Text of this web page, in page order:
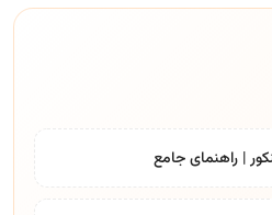
| راهنمای جامع